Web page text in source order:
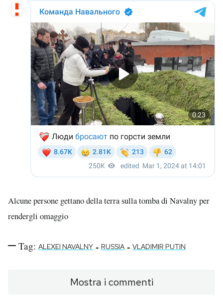
Alcune persone gettano della terra sulla tomba di Navalny per
rendergli omaggio
Tag: ALEXEI NAVALNY - RUSSIA - VLADIMIR PUTIN
Mostra i commenti